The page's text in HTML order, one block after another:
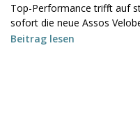
Top-Performance trifft auf
sofort die neue Assos
Beitrag lesen